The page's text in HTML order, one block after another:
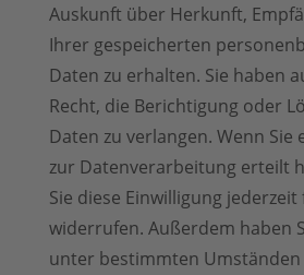
Auskunft über Herkunft,
Ihrer gespeicherten
Daten zu erhalten. Sie haben
Recht, die Berichtigung oder
Daten zu verlangen. Wenn Sie
zur Datenverarbeitung erteilt
Sie diese Einwilligung
widerrufen. Außerdem haben
unter bestimmten Umständen